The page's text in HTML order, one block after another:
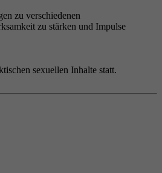
zu verschiedenen
zu stärken und Impulse
sexuellen Inhalte statt.